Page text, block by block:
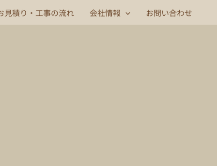
見積り・工事の流れ 会社情報 お問い合わせ